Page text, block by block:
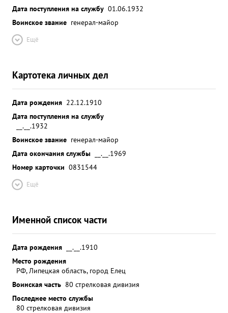
Дата поступления на службу 01.06.1932
Воинское звание генерал-майор
Ещё
Картотека личных дел
Дата рождения 22.12.1910
Дата поступления на службу
__.__.1932
Воинское звание генерал-майор
Дата окончания службы
__.__.1969
Номер карточки 0831544
Ещё
Именной список части
Дата рождения
__.__.1910
Место рождения
РФ, Липецкая область, город Елец
Воинская часть 80 стрелковая дивизия
Последнее место службы
80 стрелковая дивизия